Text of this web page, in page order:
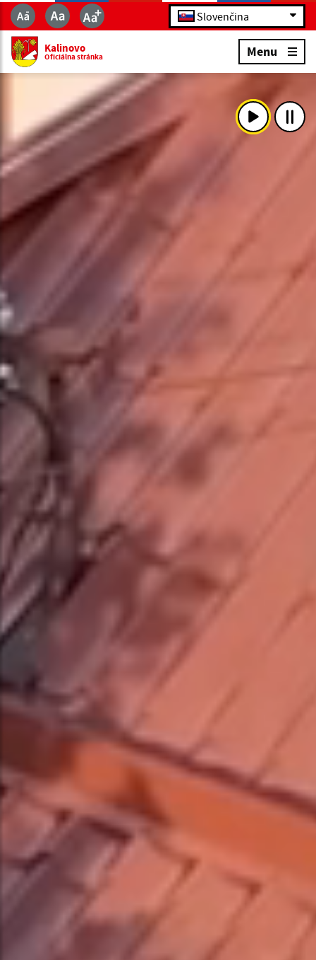
Slovenčina
Kalinovo
Oficiálna stránka Menu